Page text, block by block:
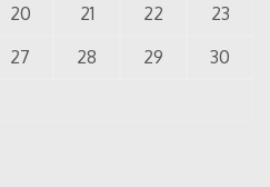
20 21 22
23
27 28 29
30